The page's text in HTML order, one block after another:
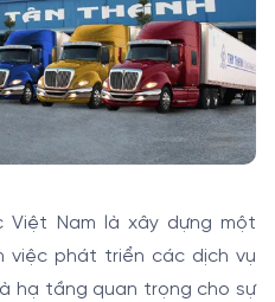
Việt Nam là xây dựng một
việc phát triển các dịch vụ
hạ tầng quan trọng cho sự